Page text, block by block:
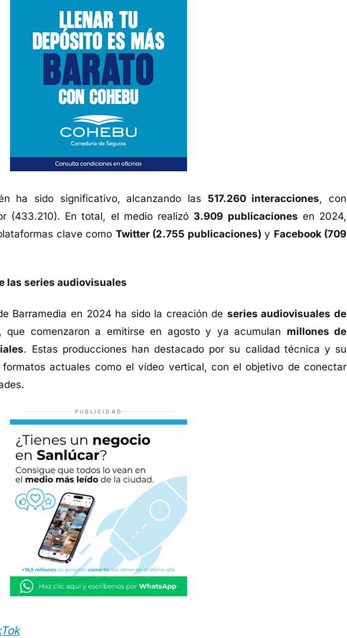
ha sido significativo, alcanzando las 517.260 interacciones, con
(433.210). En total, el medio realizó 3.909 publicaciones en 2024,
clave como Twitter (2.755 publicaciones) y Facebook (709
las series audiovisuales
Barramedia en 2024 ha sido la creación de series audiovisuales de
, que comenzaron a emitirse en agosto y ya acumulan millones de
. Estas producciones han destacado por su calidad técnica y su
actuales como el vídeo vertical, con el objetivo de conectar
PUBLICIDAD